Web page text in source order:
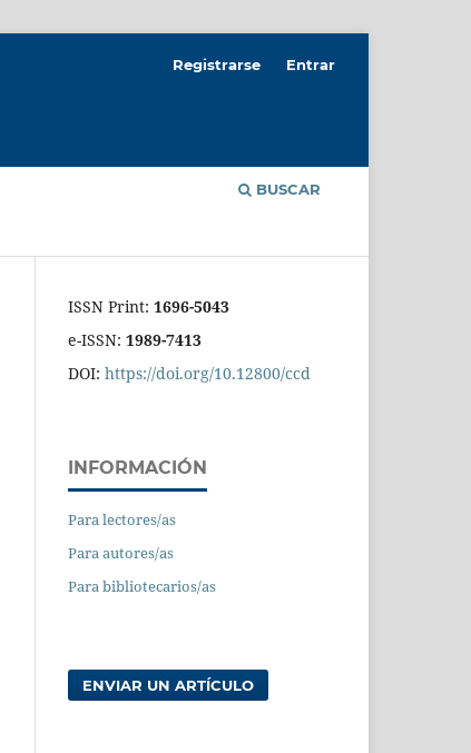
BUSCAR
Registrarse Entrar
ISSN Print: 1696-5043
e-ISSN: 1989-7413
DOI: https://doi.org/10.12800/ccd
INFORMACIÓN
Para lectores/as
Para autores/as
Para bibliotecarios/as
ENVIAR UN ARTÍCULO